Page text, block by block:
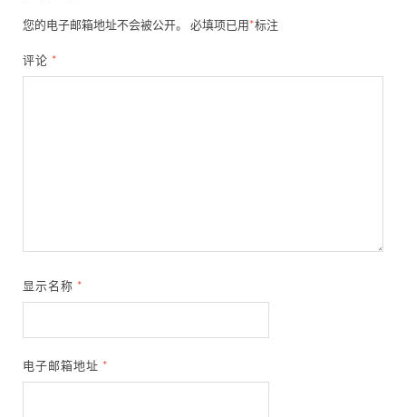
您的电子邮箱地址不会被公开。 必填项已用 *标注
评论 *
显示名称 *
电子邮箱地址 *